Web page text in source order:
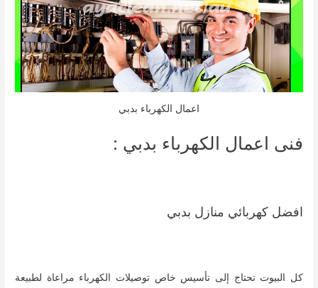
اعمال الكهرباء بدبي
فنى اعمال الكهرباء بدبي :
افضل كهربائي منازل بدبي
كل البيوت تحتاج إلى تأسيس خاص توصيلات الكهرباء مراعاة لطبيعة